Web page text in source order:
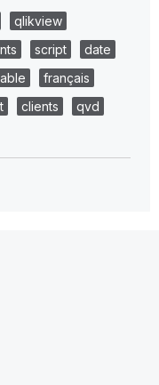
qlikview
script
date
français
clients
qvd